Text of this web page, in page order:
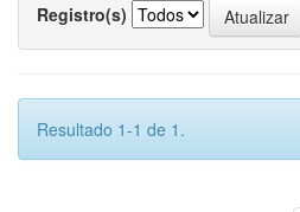
Registro(s)
Resultado 1-1 de 1.